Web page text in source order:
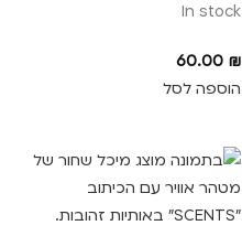
In stock
60.00 ₪
הוספה לסל